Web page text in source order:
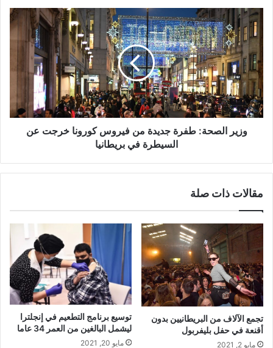
وزير
الصحة:
طفرة
جديدة
من
فيروس
كورونا
خرجت
عن
وزير الصحة: طفرة جديدة من فيروس كورونا خرجت عن
السيطرة في بريطانيا
مقالات ذات صلة
تجمع الآلاف من البريطانيين بدون
أقنعة في حفل بليفربول
مايو 2, 2021
توسيع برنامج التطعيم في إنجلترا
ليشمل البالغين من العمر 34 عاما
مايو 20, 2021